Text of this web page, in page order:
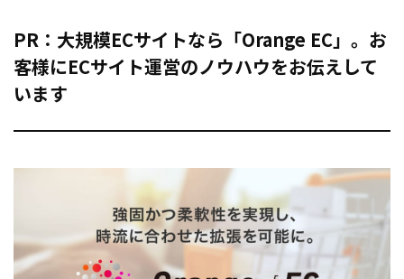
PR：大規模ECサイトなら「Orange EC」。お
客様にECサイト運営のノウハウをお伝えして
います